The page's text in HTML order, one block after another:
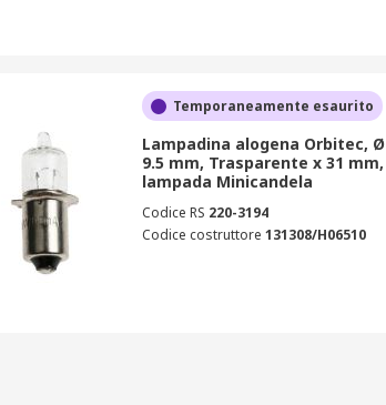
Temporaneamente esaurito
Lampadina alogena Orbitec, Ø
9.5 mm, Trasparente x 31 mm,
lampada Minicandela
Codice RS 220-3194
Codice costruttore 131308/H06510